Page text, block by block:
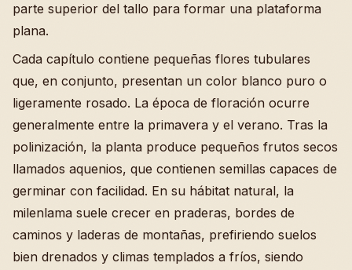
parte superior del tallo para formar una plataforma
plana.
Cada capítulo contiene pequeñas flores tubulares
que, en conjunto, presentan un color blanco puro o
ligeramente rosado. La época de floración ocurre
generalmente entre la primavera y el verano. Tras la
polinización, la planta produce pequeños frutos secos
llamados aquenios, que contienen semillas capaces de
germinar con facilidad. En su hábitat natural, la
milenlama suele crecer en praderas, bordes de
caminos y laderas de montañas, prefiriendo suelos
bien drenados y climas templados a fríos, siendo